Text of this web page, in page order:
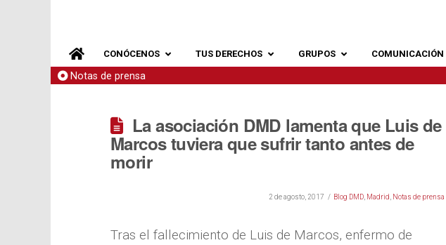
CONÓCENOS TUS DERECHOS GRUPOS COMUNICACIÓN
Notas de prensa
La asociación DMD lamenta que Luis de
Marcos tuviera que sufrir tanto antes de
morir
2 de agosto, 2017 Blog DMD Madrid Notas de prensa
Tras el fallecimiento de Luis de Marcos, enfermo de